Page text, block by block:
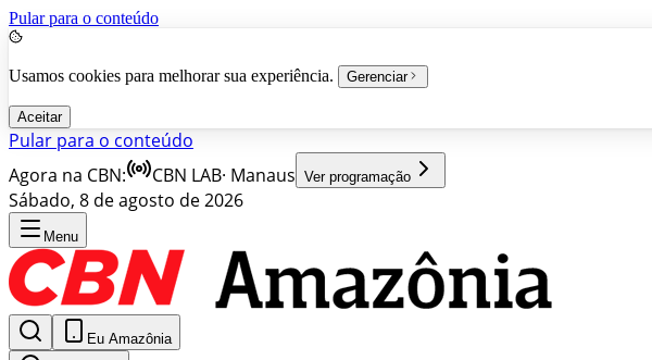
Pular para o conteúdo
Usamos cookies para melhorar sua experiência. Gerenciar
Aceitar
Pular para o conteúdo
Agora na CBN:
CBN LAB· Manaus Ver programação
Sábado, 8 de agosto de 2026
Menu
Eu Amazônia